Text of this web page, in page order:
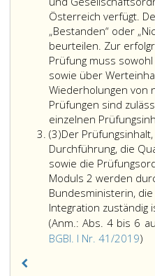
Österreich verfügt.
„Bestanden“ oder
beurteilen. Zur
Prüfung muss
sowie über
Wiederholungen von
Prüfungen sind
einzelnen
(3)Absatz
3
Der
Durchführung, die
sowie die
Moduls 2 werden
Bundesministerin,
Integration zuständig
(Anm.: Abs. 4 bis 6
BGBl. I Nr. 41/2019)